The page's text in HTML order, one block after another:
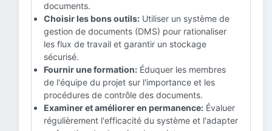
documents.
Choisir les bons outils: Utiliser un système de
gestion de documents (DMS) pour rationaliser
les flux de travail et garantir un stockage
sécurisé.
Fournir une formation: Éduquer les membres
de l'équipe du projet sur l'importance et les
procédures de contrôle des documents.
Examiner et améliorer en permanence: Évaluer
régulièrement l'efficacité du système et l'adapter